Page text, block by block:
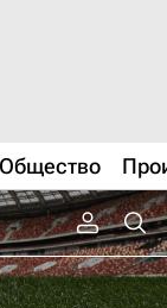
Общество